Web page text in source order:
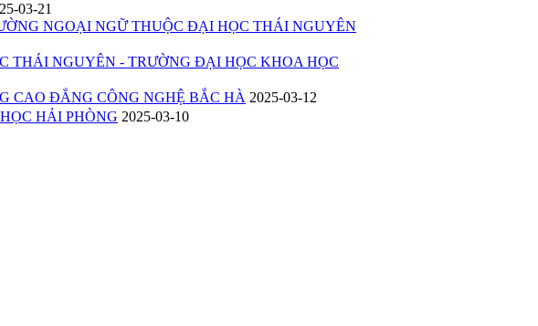
03-21
NGOẠI NGỮ THUỘC ĐẠI HỌC THÁI NGUYÊN
THÁI NGUYÊN - TRƯỜNG ĐẠI HỌC KHOA HỌC
CAO ĐẲNG CÔNG NGHỆ BẮC HÀ 2025-03-12
HẢI PHÒNG 2025-03-10